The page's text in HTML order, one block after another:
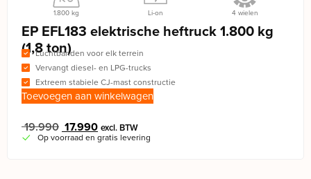
1.800 kg Li-on 4 wielen
EP EFL183 elektrische heftruck 1.800 kg
(1,8 ton)
Luchtbanden voor elk terrein
Vervangt diesel- en LPG-trucks
Extreem stabiele CJ-mast constructie
Toevoegen aan winkelwagen
19.990 17.990 excl. BTW
Op voorraad en gratis levering